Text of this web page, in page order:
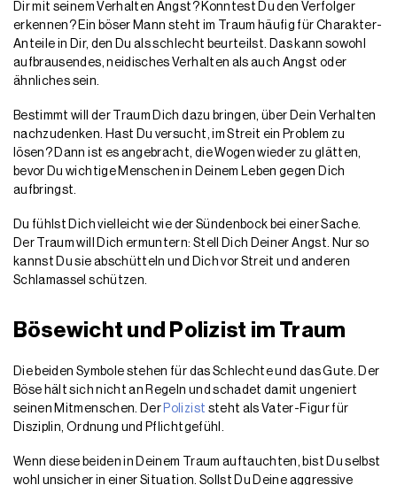
Dir mit seinem Verhalten Angst? Konntest Du den Verfolger
erkennen? Ein böser Mann steht im Traum häufig für Charakter-
Anteile in Dir, den Du als schlecht beurteilst. Das kann sowohl
aufbrausendes, neidisches Verhalten als auch Angst oder
ähnliches sein.
Bestimmt will der Traum Dich dazu bringen, über Dein Verhalten
nachzudenken. Hast Du versucht, im Streit ein Problem zu
lösen? Dann ist es angebracht, die Wogen wieder zu glätten,
bevor Du wichtige Menschen in Deinem Leben gegen Dich
aufbringst.
Du fühlst Dich vielleicht wie der Sündenbock bei einer Sache.
Der Traum will Dich ermuntern: Stell Dich Deiner Angst. Nur so
kannst Du sie abschütteln und Dich vor Streit und anderen
Schlamassel schützen.
Bösewicht und Polizist im Traum
Die beiden Symbole stehen für das Schlechte und das Gute. Der
Böse hält sich nicht an Regeln und schadet damit ungeniert
seinen Mitmenschen. Der Polizist steht als Vater-Figur für
Disziplin, Ordnung und Pflichtgefühl.
Wenn diese beiden in Deinem Traum auftauchten, bist Du selbst
wohl unsicher in einer Situation. Sollst Du Deine aggressive